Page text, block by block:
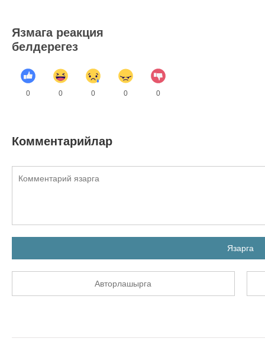
Язмага реакция
белдерегез
0 0 0 0 0
Комментарийлар
Язарга
Авторлашырга